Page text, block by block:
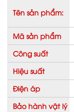
Tên sản phẩm:
Mã sản phẩm
Công suất
Hiệu suất
Điện áp
Bảo hành vật lý